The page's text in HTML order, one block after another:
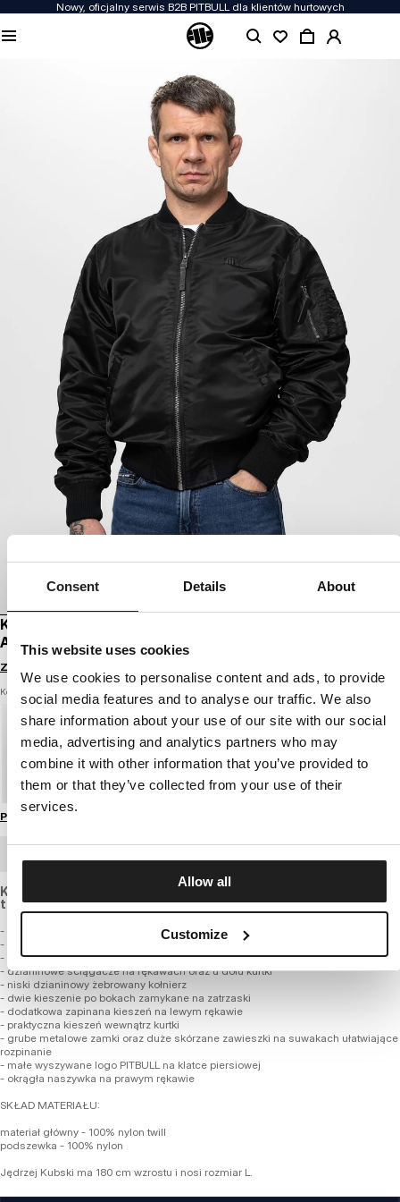
Consent Details About
This website uses cookies
We use cookies to personalise content and ads, to provide
social media features and to analyse our traffic. We also
share information about your use of our site with our social
media, advertising and analytics partners who may
combine it with other information that you’ve provided to
them or that they’ve collected from your use of their
services.
Allow all
Customize
Nowy, oficjalny serwis B2B PITBULL dla klientów hurtowych
KURTKA BOMBERKA PRZEJŚCIOWA MA-1
AKRON
Zaloguj się by zobaczyć ceny
Kolor: black
Przewodnik po rozmiarach
Kurtka bomberka o krótszym fasonie, wykonana z grubej
tkaniny nylonowej odpornej na deszcz i wiatr.
- krótszy luźniejszy fason do pasa typu bomber flyers
- wykonana z wysokiej jakości grubej tkaniny nylonowej
- gładka nylonowa podszewka w kontrastowym kolorze
- dzianinowe ściągacze na rękawach oraz u dołu kurtki
- niski dzianinowy żebrowany kołnierz
- dwie kieszenie po bokach zamykane na zatrzaski
- dodatkowa zapinana kieszeń na lewym rękawie
- praktyczna kieszeń wewnątrz kurtki
- grube metalowe zamki oraz duże skórzane zawieszki na suwakach ułatwiające
rozpinanie
- małe wyszywane logo PITBULL na klatce piersiowej
- okrągła naszywka na prawym rękawie
SKŁAD MATERIAŁU:
materiał główny - 100% nylon twill
podszewka - 100% nylon
Jędrzej Kubski ma 180 cm wzrostu i nosi rozmiar L.